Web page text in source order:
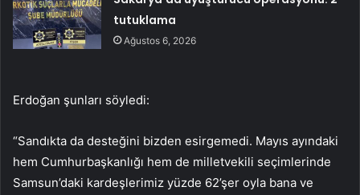
tutuklama
Ağustos 6, 2026
Erdoğan şunları söyledi:
“Sandıkta da desteğini bizden esirgemedi. Mayıs ayındaki
hem Cumhurbaşkanlığı hem de milletvekili seçimlerinde
Samsun’daki kardeşlerimiz yüzde 62’şer oyla bana ve